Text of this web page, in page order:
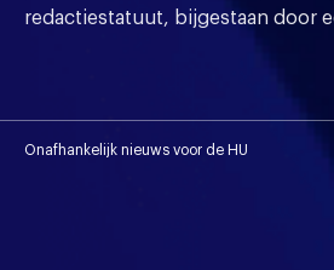
redactiestatuut, bijgestaan door
Onafhankelijk nieuws voor de HU